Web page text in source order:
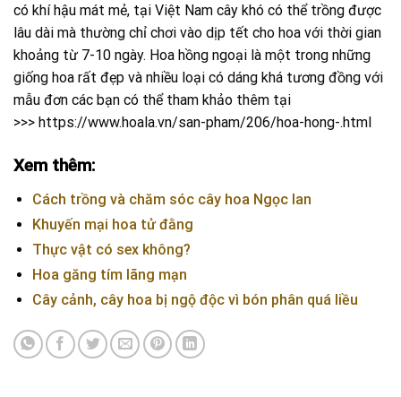
có khí hậu mát mẻ, tại Việt Nam cây khó có thể trồng được
lâu dài mà thường chỉ chơi vào dịp tết cho hoa với thời gian
khoảng từ 7-10 ngày. Hoa hồng ngoại là một trong những
giống hoa rất đẹp và nhiều loại có dáng khá tương đồng với
mẫu đơn các bạn có thể tham khảo thêm tại
>>> https://www.hoala.vn/san-pham/206/hoa-hong-.html
Xem thêm:
Cách trồng và chăm sóc cây hoa Ngọc lan
Khuyến mại hoa tử đằng
Thực vật có sex không?
Hoa găng tím lãng mạn
Cây cảnh, cây hoa bị ngộ độc vì bón phân quá liều